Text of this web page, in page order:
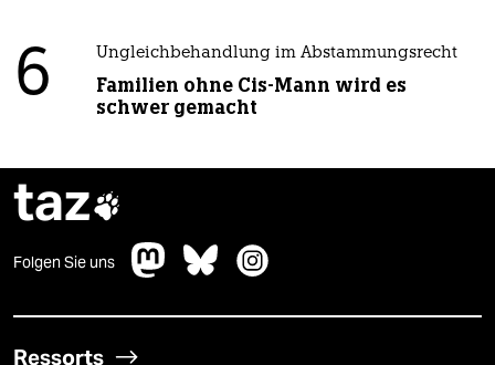
6 Ungleichbehandlung im Abstammungsrecht
Familien ohne Cis-Mann wird es
schwer gemacht
taz
Folgen Sie uns
Ressorts